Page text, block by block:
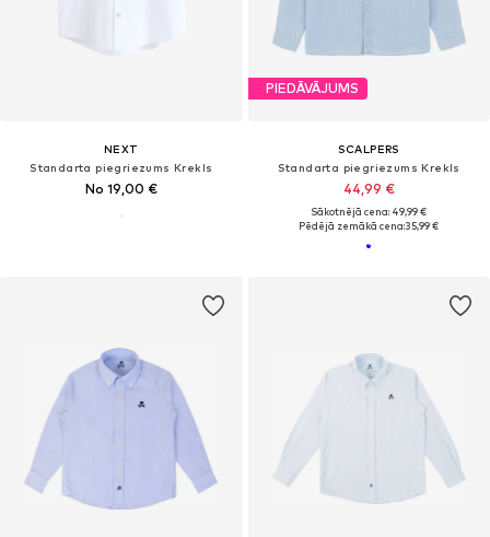
NEXT
Standarta piegriezums Krekls
No 19,00 €
PIEDĀVĀJUMS
SCALPERS
Standarta piegriezums Krekls
44,99 €
Sākotnējā cena: 49,99 €
Pēdējā zemākā cena:35,99 €